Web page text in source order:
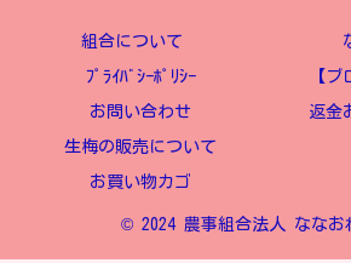
組合について
ﾌﾟﾗｲﾊﾞｼｰﾎﾟﾘｼｰ 【
お問い合わせ 返金
生梅の販売について
お買い物カゴ
© 2024 農事組合法人 ななお